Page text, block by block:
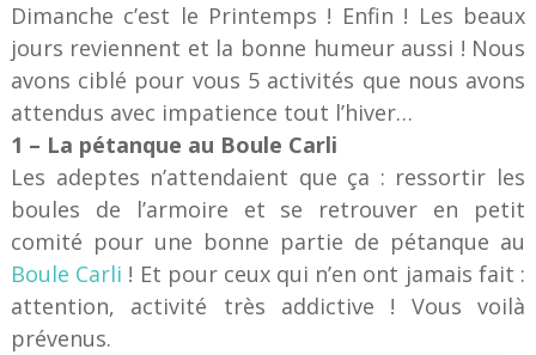
Dimanche c’est le Printemps ! Enfin ! Les beaux
jours reviennent et la bonne humeur aussi ! Nous
avons ciblé pour vous 5 activités que nous avons
attendus avec impatience tout l’hiver…
1 – La pétanque au Boule Carli
Les adeptes n’attendaient que ça : ressortir les
boules de l’armoire et se retrouver en petit
comité pour une bonne partie de pétanque au
Boule Carli ! Et pour ceux qui n’en ont jamais fait :
attention, activité très addictive ! Vous voilà
prévenus.